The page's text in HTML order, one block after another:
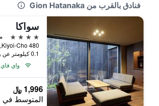
فنادق بالقرب من Gion Hatanaka
سواكا
4 نجوم
480 Kiyoi-Cho, كيوتو, اليابان
0.1 كيلومتر عن وسط المدينة
واي
1,996 ﷼
المتوسط في